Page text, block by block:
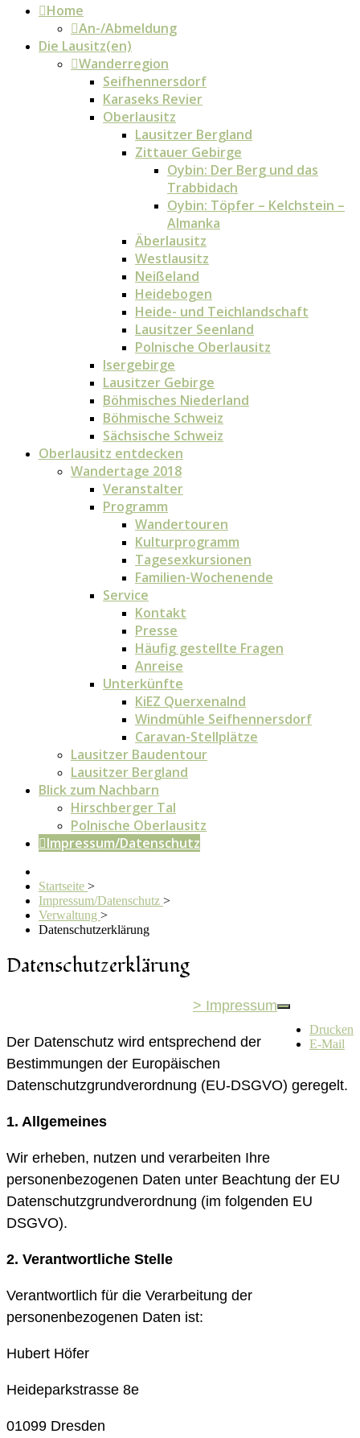
Home
An-/Abmeldung
Die Lausitz(en)
Wanderregion
Seifhennersdorf
Karaseks Revier
Oberlausitz
Lausitzer Bergland
Zittauer Gebirge
Oybin: Der Berg und das
Trabbidach
Oybin: Töpfer – Kelchstein –
Almanka
Äberlausitz
Westlausitz
Neißeland
Heidebogen
Heide- und Teichlandschaft
Lausitzer Seenland
Polnische Oberlausitz
Isergebirge
Lausitzer Gebirge
Böhmisches Niederland
Böhmische Schweiz
Sächsische Schweiz
Oberlausitz entdecken
Wandertage 2018
Veranstalter
Programm
Wandertouren
Kulturprogramm
Tagesexkursionen
Familien-Wochenende
Service
Kontakt
Presse
Häufig gestellte Fragen
Anreise
Unterkünfte
KiEZ Querxenalnd
Windmühle Seifhennersdorf
Caravan-Stellplätze
Lausitzer Baudentour
Lausitzer Bergland
Blick zum Nachbarn
Hirschberger Tal
Polnische Oberlausitz
Impressum/Datenschutz
Startseite >
Impressum/Datenschutz >
Verwaltung >
Datenschutzerklärung
Datenschutzerklärung
Drucken
E-Mail
> Impressum
Der Datenschutz wird entsprechend der
Bestimmungen der Europäischen
Datenschutzgrundverordnung (EU-DSGVO) geregelt.
1. Allgemeines
Wir erheben, nutzen und verarbeiten Ihre
personenbezogenen Daten unter Beachtung der EU
Datenschutzgrundverordnung (im folgenden EU
DSGVO).
2. Verantwortliche Stelle
Verantwortlich für die Verarbeitung der
personenbezogenen Daten ist:
Hubert Höfer
Heideparkstrasse 8e
01099 Dresden